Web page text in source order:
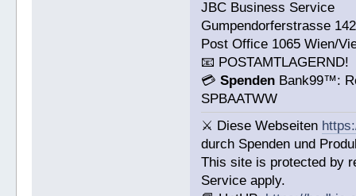
JBC Business Service
Gumpendorferstrasse 142
Post Office 1065 Wien/
📧 POSTAMTLAGERND!
💳Spenden Bank99™:
SPBAATWW
⚔ Diese Webseiten
durch Spenden und
This site is protected by
Service apply.